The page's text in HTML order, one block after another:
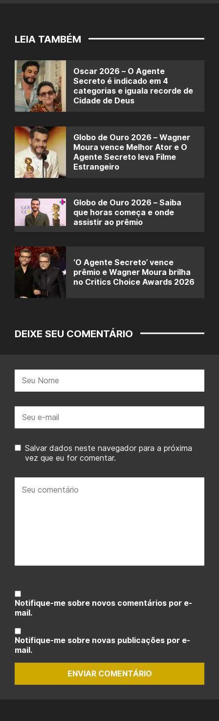
LEIA TAMBÉM
Oscar 2026 – O Agente
Secreto é indicado em 4
categorias e iguala recorde de
Cidade de Deus
Globo de Ouro 2026 – Wagner
Moura vence Melhor Ator e O
Agente Secreto leva Filme
Estrangeiro
Globo de Ouro 2026 – Saiba
que horas começa e onde
assistir ao prêmio
‘O Agente Secreto’ vence
prêmio e Wagner Moura brilha
no Critics Choice Awards 2026
DEIXE SEU COMENTÁRIO
mail:
Salvar dados neste navegador para a próxima
vez que eu for comentar.
comentário:
Notifique-me sobre novos comentários por e-
mail.
Notifique-me sobre novas publicações por e-
mail.
ENVIAR COMENTÁRIO